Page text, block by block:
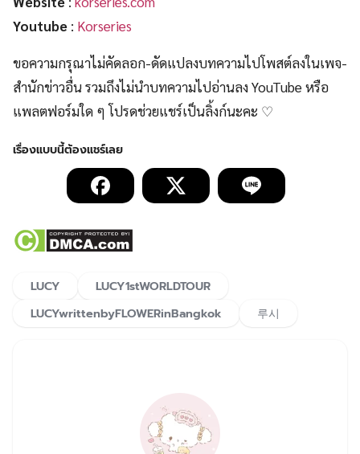
Youtube : Korseries
ขอความกรุณาไม่คัดลอก-ดัดแปลงบทความไปโพสต์ลงในเพจ-
สำนักข่าวอื่น รวมถึงไม่นำบทความไปอ่านลง YouTube หรือ
แพลตฟอร์มใด ๆ โปรดช่วยแชร์เป็นลิ้งก์นะคะ ♡
LUCY
LUCY1stWORLDTOUR
LUCYwrittenbyFLOWERinBangkok
루시